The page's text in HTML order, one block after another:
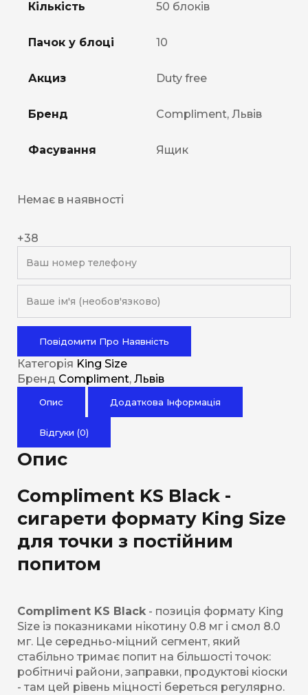
Кількість 50 блоків
Пачок у блоці 10
Акциз Duty free
Бренд Compliment, Львів
Фасування Ящик
Немає в наявності
+38
Повідомити Про Наявність
Категорія King Size
Бренд Compliment, Львів
Опис Додаткова Інформація
Відгуки (0)
Опис
Compliment KS Black -
сигарети формату King Size
для точки з постійним
попитом
Compliment KS Black - позиція формату King
Size із показниками нікотину 0.8 мг і смол 8.0
мг. Це середньо-міцний сегмент, який
стабільно тримає попит на більшості точок:
робітничі райони, заправки, продуктові кіоски
- там цей рівень міцності береться регулярно.